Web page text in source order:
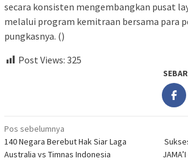
secara konsisten mengembangkan pusat
melalui program kemitraan bersama para
pungkasnya. ()
Post Views: 325
Navigasi
pos
Pos sebelumnya
140 Negara Berebut Hak Siar Laga
Australia vs Timnas Indonesia